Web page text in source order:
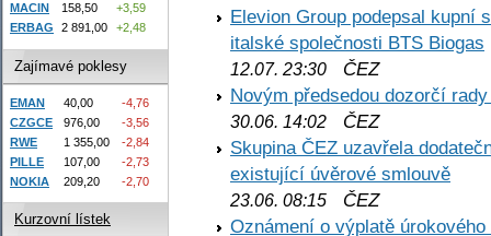
Elevion Group podepsal kupní
italské společnosti BTS Biogas
12.07. 23:30 ČEZ
Novým předsedou dozorčí
30.06. 14:02 ČEZ
Skupina ČEZ uzavřela
existující úvěrové smlouvě
23.06. 08:15 ČEZ
Oznámení o výplatě
MACIN
158,50
+3,59
ERBAG
2 891,00 +2,48
Zajímavé poklesy
EMAN 40,00
-4,76
CZGCE
976,00
-3,56
RWE
1 355,00
-2,84
PILLE
107,00
-2,73
NOKIA
209,20 -2,70
Kurzovní lístek